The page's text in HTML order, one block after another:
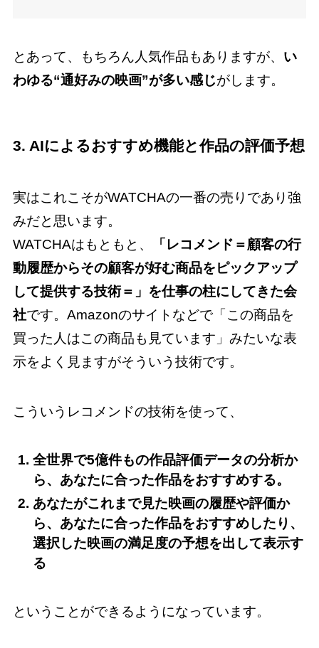
とあって、もちろん人気作品もありますが、 い
わゆる“通好みの映画”が多い感じがします。
3. AIによるおすすめ機能と作品の評価予想
実はこれこそがWATCHAの一番の売りであり強
みだと思います。
WATCHAはもともと、
「レコメンド＝顧客の行
動履歴からその顧客が好む商品をピックアップ
して提供する技術＝」を仕事の柱にしてきた会
社です。Amazonのサイトなどで「この商品を
買った人はこの商品も見ています」みたいな表
示をよく見ますがそういう技術です。
こういうレコメンドの技術を使って、
全世界で5億件もの作品評価データの分析か
ら、あなたに合った作品をおすすめする。
あなたがこれまで見た映画の履歴や評価か
ら、あなたに合った作品をおすすめしたり、
選択した映画の満足度の予想を出して表示す
る
ということができるようになっています。